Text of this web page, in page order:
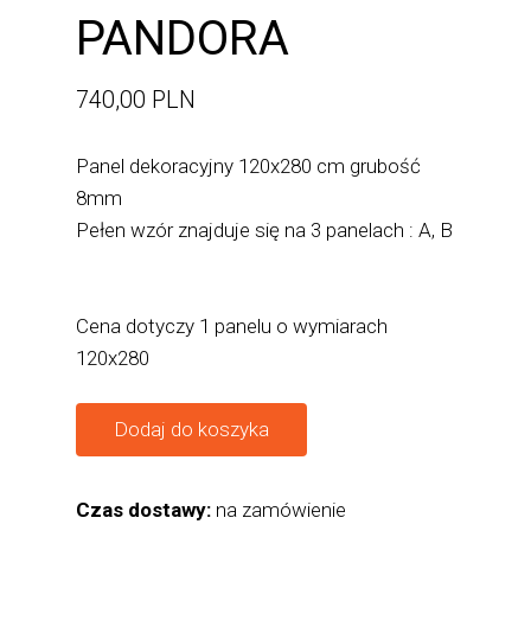
Czas dostawy: na zamówienie
Dodaj do koszyka
Panel dekoracyjny 120x280 cm grubość
8mm
Pełen wzór znajduje się na 3 panelach : A, B
Cena dotyczy 1 panelu o wymiarach
120x280
740,00 PLN
PANDORA